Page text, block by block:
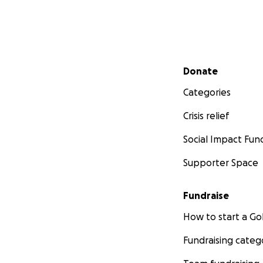
Secondary menu
Donate
Categories
Crisis relief
Social Impact
Supporter Space
Fundraise
How to start a
Fundraising